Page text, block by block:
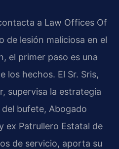
a Law Offices Of
de lesión maliciosa en el
el primer paso es una
los hechos. El Sr. Sris,
supervisa la estrategia
bufete, Abogado
ex Patrullero Estatal de
de servicio, aporta su